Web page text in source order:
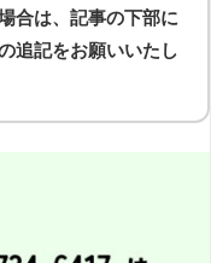
合は、記事の下部に
追記をお願いいたし